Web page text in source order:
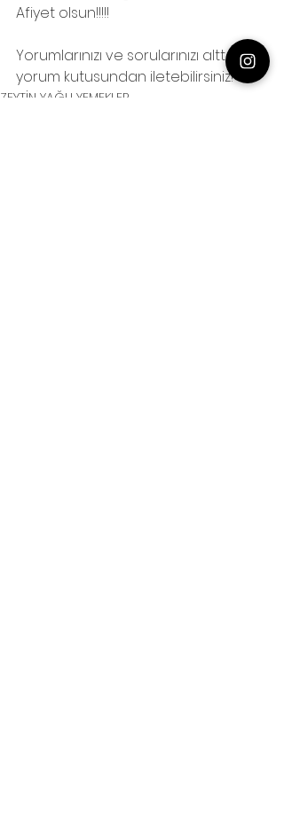
Afiyet olsun!!!!!
Yorumlarınızı ve sorularınızı alttaki
yorum kutusundan iletebilirsiniz!
ZEYTİN YAĞLI YEMEKLER